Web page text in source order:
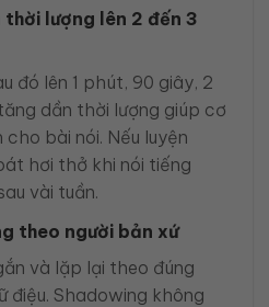
lượng lên 2 đến 3
đó lên 1 phút, 90 giây, 2
dần thời lượng giúp cơ
bài nói. Nếu luyện
hơi thở khi nói tiếng
vài tuần.
theo người bản xứ
và lặp lại theo đúng
điệu. Shadowing không